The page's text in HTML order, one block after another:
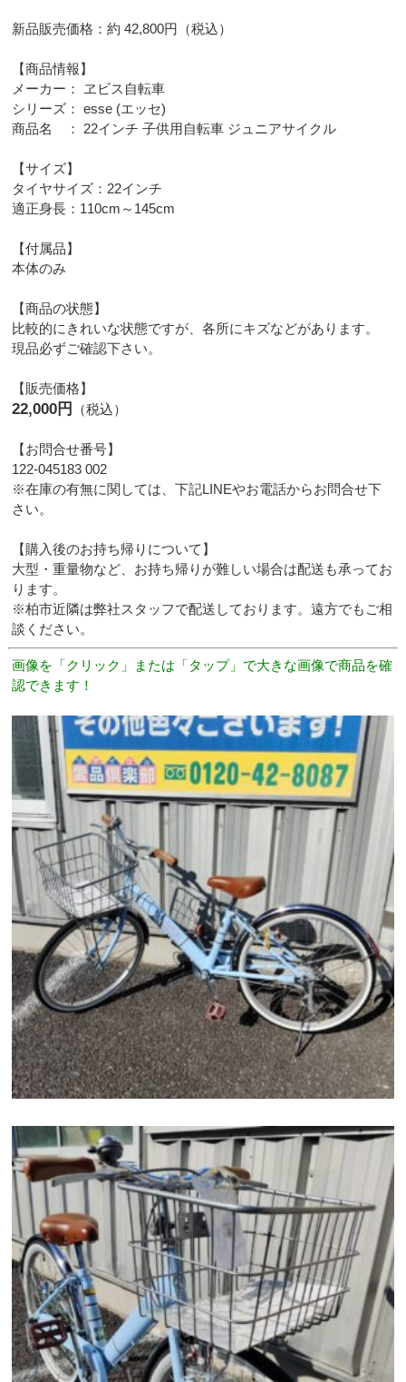
新品販売価格：約 42,800円（税込）
【商品情報】
メーカー： ヱビス自転車
シリーズ： esse (エッセ)
商品名 ： 22インチ 子供用自転車 ジュニアサイクル
【サイズ】
タイヤサイズ：22インチ
適正身長：110cm～145cm
【付属品】
本体のみ
【商品の状態】
比較的にきれいな状態ですが、各所にキズなどがあります。
現品必ずご確認下さい。
【販売価格】
22,000円 （税込）
【お問合せ番号】
122-045183 002
※在庫の有無に関しては、下記LINEやお電話からお問合せ下
さい。
【購入後のお持ち帰りについて】
大型・重量物など、お持ち帰りが難しい場合は配送も承ってお
ります。
※柏市近隣は弊社スタッフで配送しております。遠方でもご相
談ください。
画像を「クリック」または「タップ」で大きな画像で商品を確
認できます！